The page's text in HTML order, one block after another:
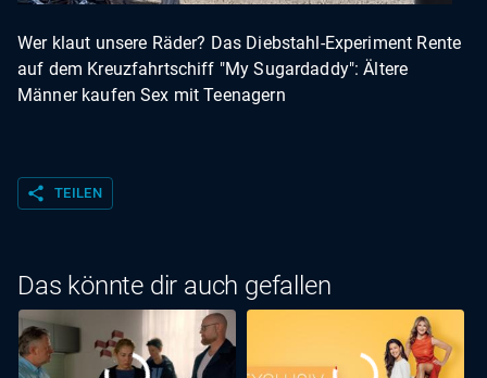
Wer klaut unsere Räder? Das Diebstahl-Experiment Rente
auf dem Kreuzfahrtschiff "My Sugardaddy": Ältere
Männer kaufen Sex mit Teenagern
share TEILEN
Das könnte dir auch gefallen